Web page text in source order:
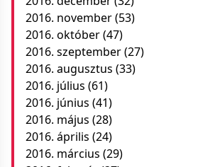
2016. november(53)
2016. október(47)
2016. szeptember(27)
2016. augusztus (33)
2016. július (61)
2016. június (41)
2016. május (28)
2016. április (24)
2016. március (29)